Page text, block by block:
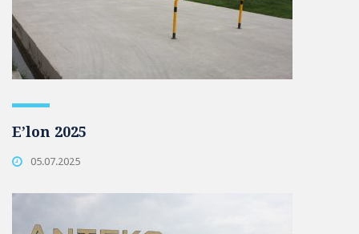
E’lon 2025
05.07.2025